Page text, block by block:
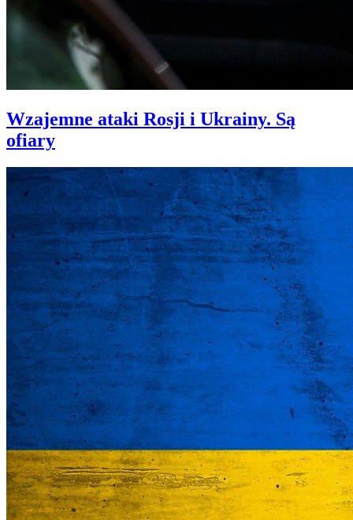
Wzajemne ataki Rosji i Ukrainy. Są
ofiary